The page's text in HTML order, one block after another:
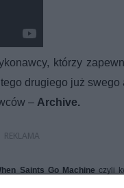
którzy
drugiego już swego
– Archive.
Saints Go Machine czyli